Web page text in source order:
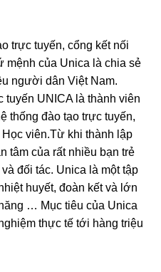
trực tuyến, cổng kết nối
mệnh của Unica là chia sẻ
người dân Việt Nam.
tuyến UNICA là thành viên
thống đào tạo trực tuyến,
viên.Từ khi thành lập
tâm của rất nhiều bạn trẻ
đối tác. Unica là một tập
huyết, đoàn kết và lớn
… Mục tiêu của Unica
thực tế tới hàng triệu